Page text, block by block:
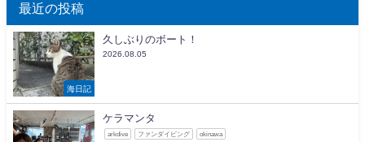
最近の投稿
海日記
久しぶりのボート！
2026.08.05
ケラマンタ
arkdive ファンダイビング okinawa